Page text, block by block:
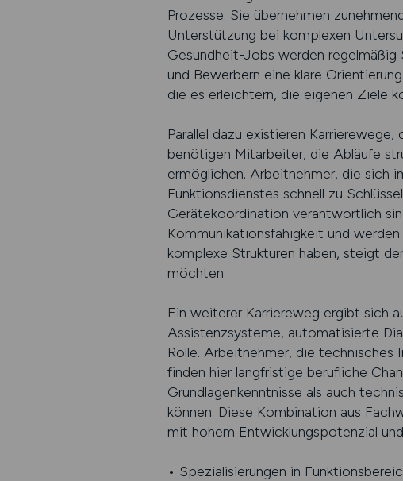
Prozesse. Sie übernehmen
Unterstützung bei komplexen
Gesundheit-Jobs werden
und Bewerbern eine klare
die es erleichtern, die eigenen Ziele
Parallel dazu existieren
benötigen Mitarbeiter, die Abläufe
ermöglichen. Arbeitnehmer, die sich
Funktionsdienstes schnell zu
Gerätekoordination verantwortlich
Kommunikationsfähigkeit und
komplexe Strukturen haben, steigt
möchten.
Ein weiterer Karriereweg ergibt sich
Assistenzsysteme, automatisierte
Rolle. Arbeitnehmer, die
finden hier langfristige berufliche
Grundlagenkenntnisse als auch
können. Diese Kombination aus
mit hohem Entwicklungspotenzial
• Spezialisierungen in